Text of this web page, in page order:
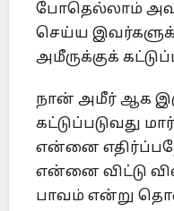
போதெல்லாம்
செய்ய
அமீருக்குக்
நான் அமீர் ஆக
கட்டுப்படுவது
என்னை
என்னை விட்டு
பாவம் என்று